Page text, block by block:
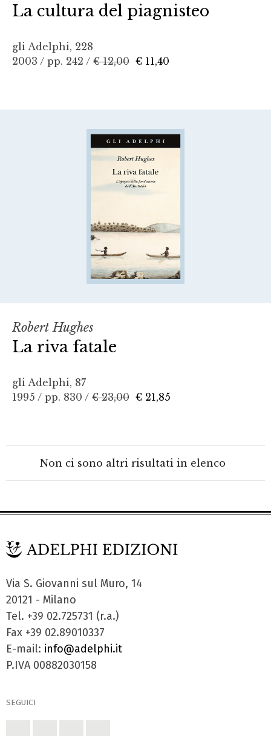
La cultura del piagnisteo
gli Adelphi, 228
2003 / pp. 242 / € 12,00 € 11,40
Robert Hughes
La riva fatale
gli Adelphi, 87
1995 / pp. 830 / € 23,00 € 21,85
Non ci sono altri risultati in elenco
Via S. Giovanni sul Muro, 14
20121 - Milano
Tel. +39 02.725731 (r.a.)
Fax +39 02.89010337
E-mail: info@adelphi.it
P.IVA 00882030158
SEGUICI